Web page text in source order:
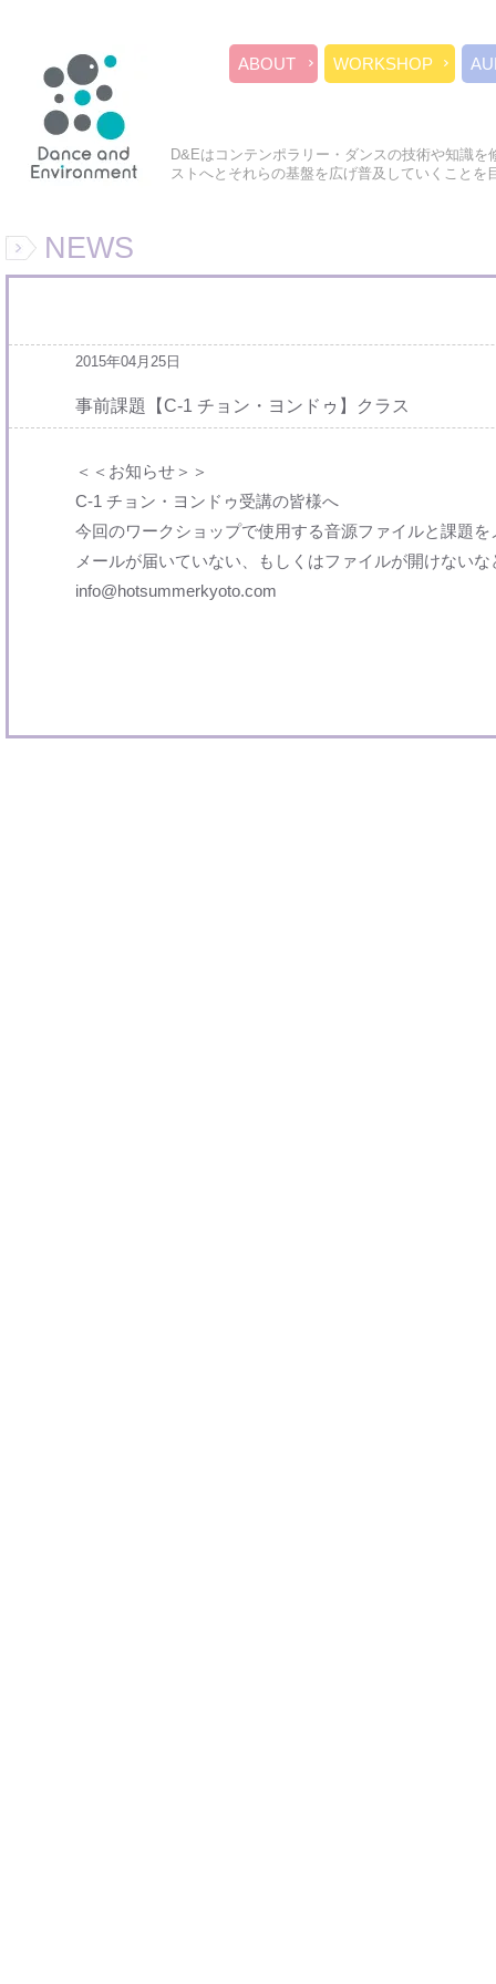
ABOUT WORKSHOP
D&Eはコンテンポラリー・ダンスの技術や知識
ストへとそれらの基盤を広げ普及していくことを
NEWS
2015年04月25日
事前課題【C-1 チョン・ヨンドゥ】クラス
＜＜お知らせ＞＞
C-1 チョン・ヨンドゥ受講の皆様へ
今回のワークショップで使用する音源ファイルと課題
メールが届いていない、もしくはファイルが開けない
info@hotsummerkyoto.com